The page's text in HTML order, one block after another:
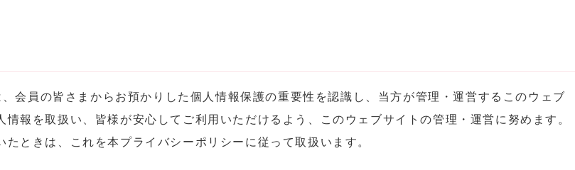
員の皆さまからお預かりした個人情報保護の重要性を認識し、当方が管理・運営するこのウェブ
報を取扱い、皆様が安心してご利用いただけるよう、このウェブサイトの管理・運営に努めます。
ときは、これを本プライバシーポリシーに従って取扱います。